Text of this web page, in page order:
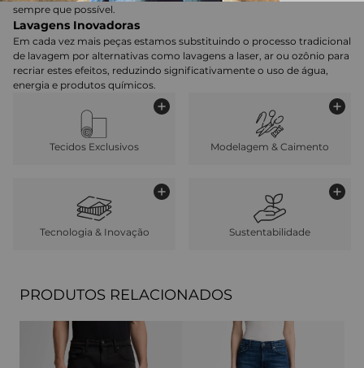
sempre que possível.
Lavagens Inovadoras
Em cada vez mais peças estamos substituindo o processo tradicional
de lavagem por alternativas como lavagens a laser, ar ou ozônio para
recriar estes efeitos, reduzindo significativamente o uso de água,
energia e produtos químicos.
Tecidos Exclusivos Modelagem & Caimento
Tecnologia & Inovação Sustentabilidade
PRODUTOS RELACIONADOS